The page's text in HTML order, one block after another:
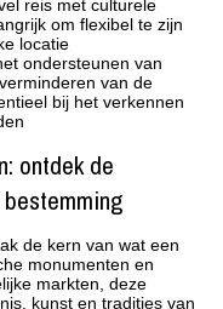
reis met culturele
om flexibel te zijn
locatie
ondersteunen van
van de
bij het verkennen
ontdek de
de kern van wat een
monumenten en
markten, deze
kunst en tradities van